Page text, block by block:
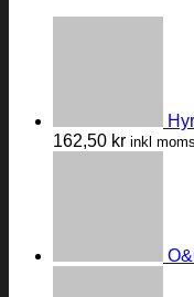
162,50 kr inkl